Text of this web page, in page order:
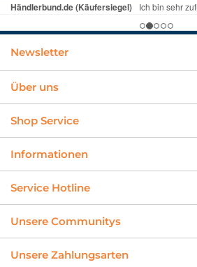
Newsletter
Über uns
Shop Service
Informationen
Service Hotline
Unsere Communitys
Unsere Zahlungsarten